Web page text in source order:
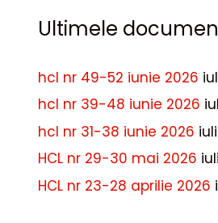
Ultimele
hcl nr 49-52 iunie 2026
hcl nr 39-48 iunie 2026
hcl nr 31-38 iunie 2026
HCL nr 29-30 mai 2026
HCL nr 23-28 aprilie 2026